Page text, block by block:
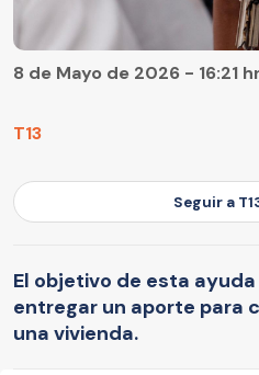
T13
8 de Mayo de 2026 - 16:21
Seguir a
El objetivo de esta
entregar un aporte para
una vivienda.